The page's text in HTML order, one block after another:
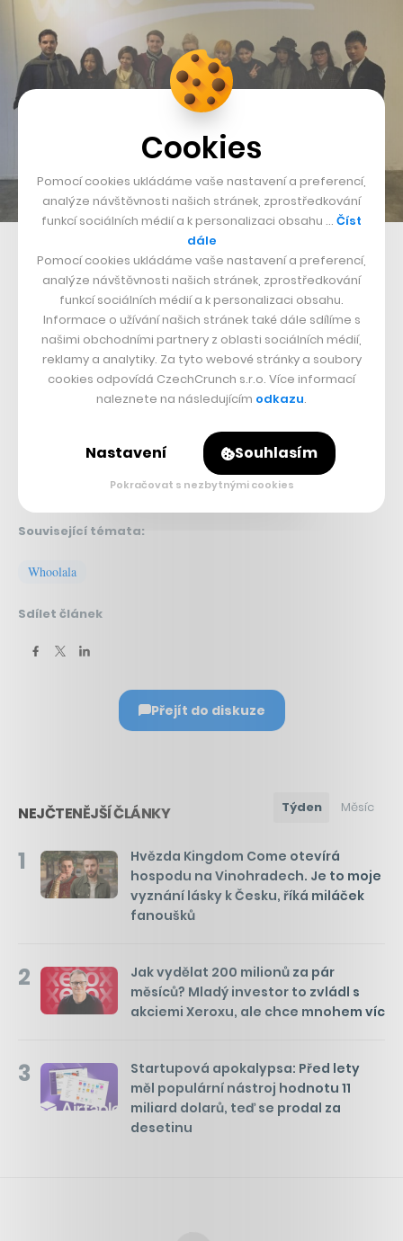
Foto: Whoolala
Nepřehlédněte:
Související témata:
Whoolala
Sdílet článek
Přejít do diskuze
NEJČTENĚJŠÍ ČLÁNKY Týden Měsíc
1
Hvězda Kingdom Come otevírá
hospodu na Vinohradech. Je to moje
vyznání lásky k Česku, říká miláček
fanoušků
2
Jak vydělat 200 milionů za pár
měsíců? Mladý investor to zvládl s
akciemi Xeroxu, ale chce mnohem víc
3
Startupová apokalypsa: Před lety
měl populární nástroj hodnotu 11
miliard dolarů, teď se prodal za
desetinu
Cookies
Pomocí cookies ukládáme vaše nastavení a preferencí,
analýze návštěvnosti našich stránek, zprostředkování
funkcí sociálních médií a k personalizaci obsahu … Číst
dále
Pomocí cookies ukládáme vaše nastavení a preferencí,
analýze návštěvnosti našich stránek, zprostředkování
funkcí sociálních médií a k personalizaci obsahu.
Informace o užívání našich stránek také dále sdílíme s
našimi obchodními partnery z oblasti sociálních médií,
reklamy a analytiky. Za tyto webové stránky a soubory
cookies odpovídá CzechCrunch s.r.o. Více informací
naleznete na následujícím odkazu.
Nastavení Souhlasím
Pokračovat s nezbytnými cookies